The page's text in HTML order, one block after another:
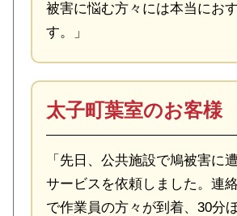
被害に悩む方々には本当にお
す。」
太子町葉室のお客様
「先日、公共施設で鳩被害に
サービスを依頼しました。連
で作業員の方々が到着、30分